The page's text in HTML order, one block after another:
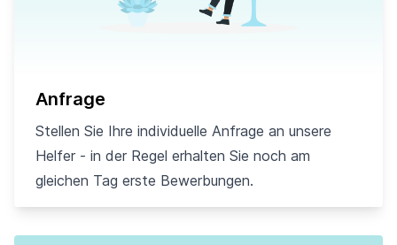
Anfrage
Stellen Sie Ihre individuelle Anfrage an unsere
Helfer - in der Regel erhalten Sie noch am
gleichen Tag erste Bewerbungen.